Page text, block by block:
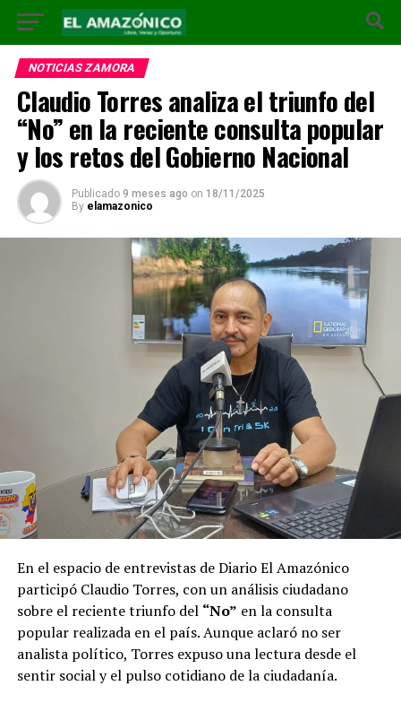
NOTICIAS ZAMORA
Claudio Torres analiza el triunfo del
“No” en la reciente consulta popular
y los retos del Gobierno Nacional
Publicado 9 meses ago on 18/11/2025
By elamazonico
En el espacio de entrevistas de Diario El Amazónico
participó Claudio Torres, con un análisis ciudadano
sobre el reciente triunfo del “No” en la consulta
popular realizada en el país. Aunque aclaró no ser
analista político, Torres expuso una lectura desde el
sentir social y el pulso cotidiano de la ciudadanía.